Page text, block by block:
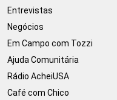
Entrevistas
Negócios
Em Campo com Tozzi
Ajuda Comunitária
Rádio AcheiUSA
Café com Chico